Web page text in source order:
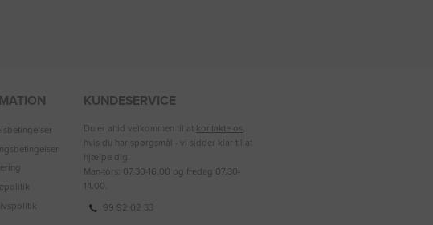
KUNDESERVICE
Du er altid velkommen til at kontakte os,
hvis du har spørgsmål - vi sidder klar til at
hjælpe dig.
Man-tors: 07.30-16.00 og fredag 07.30-
14.00.
99 92 02 33